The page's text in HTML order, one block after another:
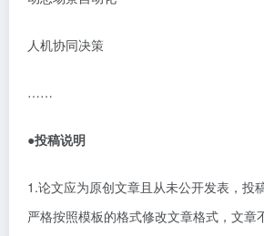
人机协同决策
……
●投稿说明
1.论文应为原创文章且从未公开发表，投
严格按照模板的格式修改文章格式，文章